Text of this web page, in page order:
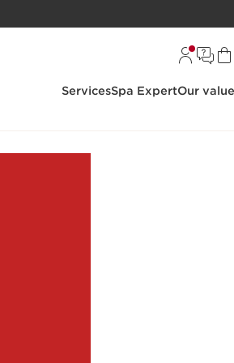
ServicesSpa ExpertOur